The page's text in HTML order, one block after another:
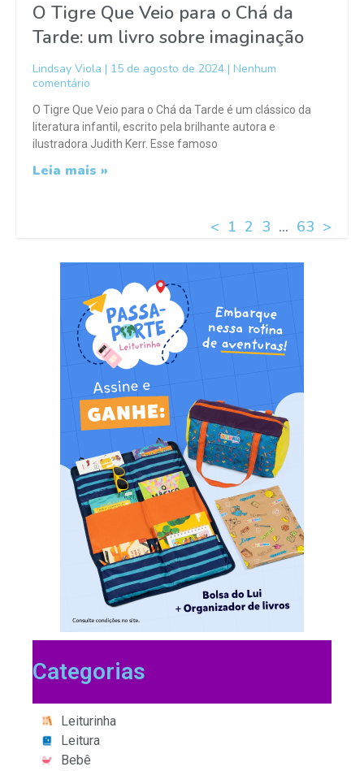
O Tigre Que Veio para o Chá da
Tarde: um livro sobre imaginação
Lindsay Viola 15 de agosto de 2024
Nenhum
comentário
O Tigre Que Veio para o Chá da Tarde é um clássico da
literatura infantil, escrito pela brilhante autora e
ilustradora Judith Kerr. Esse famoso
Leia mais »
< 1 2 3 … 63 >
Categorias
Leiturinha
Leitura
Bebê